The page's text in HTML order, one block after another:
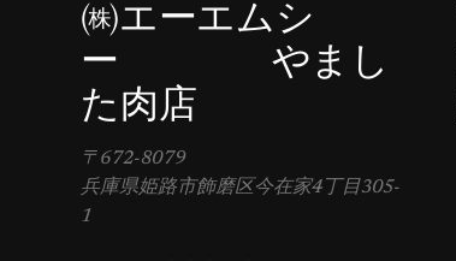
㈱エーエムシ
ー やまし
た肉店
〒672-8079
兵庫県姫路市飾磨区今在家4丁目305-
1